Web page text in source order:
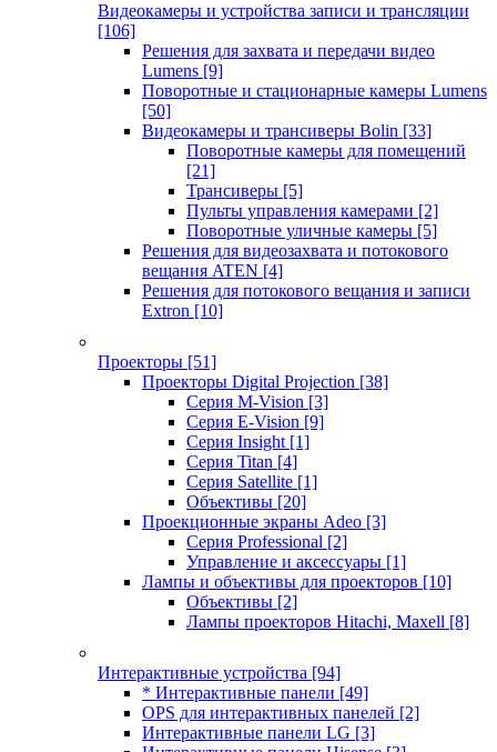
Видеокамеры и устройства записи и трансляции
[106]
Решения для захвата и передачи видео
Lumens [9]
Поворотные и стационарные камеры Lumens
[50]
Видеокамеры и трансиверы Bolin [33]
Поворотные камеры для помещений
[21]
Трансиверы [5]
Пульты управления камерами [2]
Поворотные уличные камеры [5]
Решения для видеозахвата и потокового
вещания ATEN [4]
Решения для потокового вещания и записи
Extron [10]
Проекторы [51]
Проекторы Digital Projection [38]
Серия M-Vision [3]
Серия E-Vision [9]
Серия Insight [1]
Серия Titan [4]
Серия Satellite [1]
Объективы [20]
Проекционные экраны Adeo [3]
Серия Professional [2]
Управление и аксессуары [1]
Лампы и объективы для проекторов [10]
Объективы [2]
Лампы проекторов Hitachi, Maxell [8]
Интерактивные устройства [94]
* Интерактивные панели [49]
OPS для интерактивных панелей [2]
Интерактивные панели LG [3]